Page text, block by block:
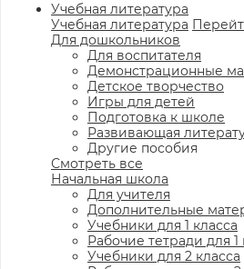
Учебная литература
Учебная литература
Для дошкольников
Для воспитателя
Демонстрационные
Детское творчество
Игры для детей
Подготовка к школе
Развивающая
Другие пособия
Смотреть все
Начальная школа
Для учителя
Дополнительные
Учебники для 1 класса
Рабочие тетради для 1
Учебники для 2 класса